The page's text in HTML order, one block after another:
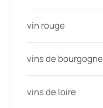
vin rouge
vins de bourgogne
vins de loire